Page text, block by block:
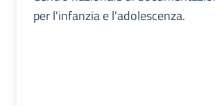
per l'infanzia e l'adolescenza.